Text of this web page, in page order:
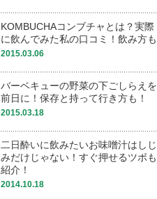
KOMBUCHAコンブチャとは？実際
に飲んでみた私の口コミ！飲み方も
2015.03.06
バーベキューの野菜の下ごしらえを
前日に！保存と持って行き方も！
2015.03.18
二日酔いに飲みたいお味噌汁はしじ
みだけじゃない！すぐ押せるツボも
紹介！
2014.10.18